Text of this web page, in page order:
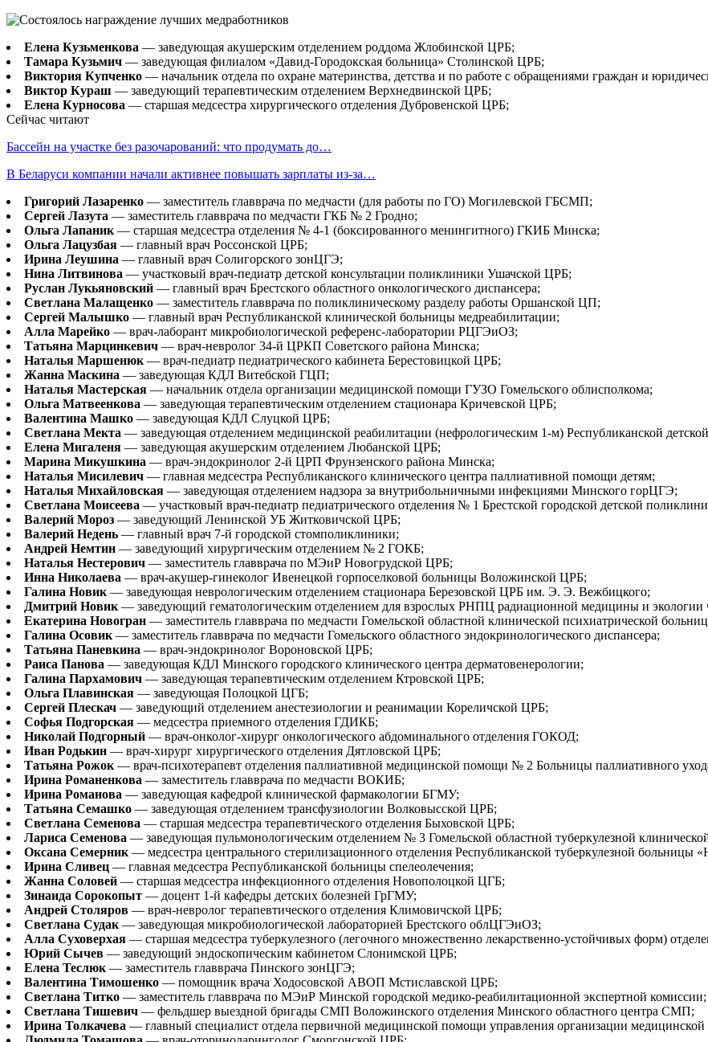
Елена Кузьменкова — заведующая акушерским отделением роддома Жлобинской ЦРБ;
Тамара Кузьмич — заведующая филиалом «Давид-Городокская больница» Столинской ЦРБ;
Виктория Купченко — начальник отдела по охране материнства, детства и по работе с обращениями граждан и
Виктор Кураш — заведующий терапевтическим отделением Верхнедвинской ЦРБ;
Елена Курносова — старшая медсестра хирургического отделения Дубровенской ЦРБ;
Сейчас читают
Бассейн на участке без разочарований: что продумать до…
В Беларуси компании начали активнее повышать зарплаты из-за…
Григорий Лазаренко — заместитель главврача по медчасти (для работы по ГО) Могилевской ГБСМП;
Сергей Лазута — заместитель главврача по медчасти ГКБ № 2 Гродно;
Ольга Лапаник — старшая медсестра отделения № 4-1 (боксированного менингитного) ГКИБ Минска;
Ольга Лацузбая — главный врач Россонской ЦРБ;
Ирина Леушина — главный врач Солигорского зонЦГЭ;
Нина Литвинова — участковый врач-педиатр детской консультации поликлиники Ушачской ЦРБ;
Руслан Лукьяновский — главный врач Брестского областного онкологического диспансера;
Светлана Малащенко — заместитель главврача по поликлиническому разделу работы Оршанской ЦП;
Сергей Малышко — главный врач Республиканской клинической больницы медреабилитации;
Алла Марейко — врач-лаборант микробиологической референс-лаборатории РЦГЭиОЗ;
Татьяна Марцинкевич — врач-невролог 34-й ЦРКП Советского района Минска;
Наталья Маршенюк — врач-педиатр педиатрического кабинета Берестовицкой ЦРБ;
Жанна Маскина — заведующая КДЛ Витебской ГЦП;
Наталья Мастерская — начальник отдела организации медицинской помощи ГУЗО Гомельского облисполкома;
Ольга Матвеенкова — заведующая терапевтическим отделением стационара Кричевской ЦРБ;
Валентина Машко — заведующая КДЛ Слуцкой ЦРБ;
Светлана Мекта — заведующая отделением медицинской реабилитации (нефрологическим 1-м) Республиканской
Елена Мигаленя — заведующая акушерским отделением Любанской ЦРБ;
Марина Микушкина — врач-эндокринолог 2-й ЦРП Фрунзенского района Минска;
Наталья Мисилевич — главная медсестра Республиканского клинического центра паллиативной помощи детям;
Наталья Михайловская — заведующая отделением надзора за внутрибольничными инфекциями Минского горЦГЭ;
Светлана Моисеева — участковый врач-педиатр педиатрического отделения № 1 Брестской городской детской
Валерий Мороз — заведующий Ленинской УБ Житковичской ЦРБ;
Валерий Недень — главный врач 7-й городской стомполиклиники;
Андрей Немтин — заведующий хирургическим отделением № 2 ГОКБ;
Наталья Нестерович — заместитель главврача по МЭиР Новогрудской ЦРБ;
Инна Николаева — врач-акушер-гинеколог Ивенецкой горпоселковой больницы Воложинской ЦРБ;
Галина Новик — заведующая неврологическим отделением стационара Березовской ЦРБ им. Э. Э. Вежбицкого;
Дмитрий Новик — заведующий гематологическим отделением для взрослых РНПЦ радиационной медицины и экологии
Екатерина Новогран — заместитель главврача по медчасти Гомельской областной клинической психиатрической
Галина Осовик — заместитель главврача по медчасти Гомельского областного эндокринологического диспансера;
Татьяна Паневкина — врач-эндокринолог Вороновской ЦРБ;
Раиса Панова — заведующая КДЛ Минского городского клинического центра дерматовенерологии;
Галина Пархамович — заведующая терапевтическим отделением Ктровской ЦРБ;
Ольга Плавинская — заведующая Полоцкой ЦГБ;
Сергей Плескач — заведующий отделением анестезиологии и реанимации Кореличской ЦРБ;
Софья Подгорская — медсестра приемного отделения ГДИКБ;
Николай Подгорный — врач-онколог-хирург онкологического абдоминального отделения ГОКОД;
Иван Родькин — врач-хирург хирургического отделения Дятловской ЦРБ;
Татьяна Рожок — врач-психотерапевт отделения паллиативной медицинской помощи № 2 Больницы паллиативного
Ирина Романенкова — заместитель главврача по медчасти ВОКИБ;
Ирина Романова — заведующая кафедрой клинической фармакологии БГМУ;
Татьяна Семашко — заведующая отделением трансфузиологии Волковысской ЦРБ;
Светлана Семенова — старшая медсестра терапевтического отделения Быховской ЦРБ;
Лариса Семенова — заведующая пульмонологическим отделением № 3 Гомельской областной туберкулезной
Оксана Семерник — медсестра центрального стерилизационного отделения Республиканской туберкулезной больницы
Ирина Сливец — главная медсестра Республиканской больницы спелеолечения;
Жанна Соловей — старшая медсестра инфекционного отделения Новополоцкой ЦГБ;
Зинаида Сорокопыт — доцент 1-й кафедры детских болезней ГрГМУ;
Андрей Столяров — врач-невролог терапевтического отделения Климовичской ЦРБ;
Светлана Судак — заведующая микробиологической лабораторией Брестского облЦГЭиОЗ;
Алла Суховерхая — старшая медсестра туберкулезного (легочного множественно лекарственно-устойчивых форм)
Юрий Сычев — заведующий эндоскопическим кабинетом Слонимской ЦРБ;
Елена Теслюк — заместитель главврача Пинского зонЦГЭ;
Валентина Тимошенко — помощник врача Ходосовской АВОП Мстиславской ЦРБ;
Светлана Титко — заместитель главврача по МЭиР Минской городской медико-реабилитационной экспертной комиссии;
Светлана Тишевич — фельдшер выездной бригады СМП Воложинского отделения Минского областного центра СМП;
Ирина Толкачева — главный специалист отдела первичной медицинской помощи управления организации